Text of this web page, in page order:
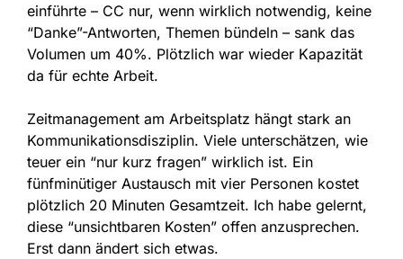
einführte – CC nur, wenn wirklich notwendig, keine
“Danke”-Antworten, Themen bündeln – sank das
Volumen um 40%. Plötzlich war wieder Kapazität
da für echte Arbeit.
Zeitmanagement am Arbeitsplatz hängt stark an
Kommunikationsdisziplin. Viele unterschätzen, wie
teuer ein “nur kurz fragen” wirklich ist. Ein
fünfminütiger Austausch mit vier Personen kostet
plötzlich 20 Minuten Gesamtzeit. Ich habe gelernt,
diese “unsichtbaren Kosten” offen anzusprechen.
Erst dann ändert sich etwas.